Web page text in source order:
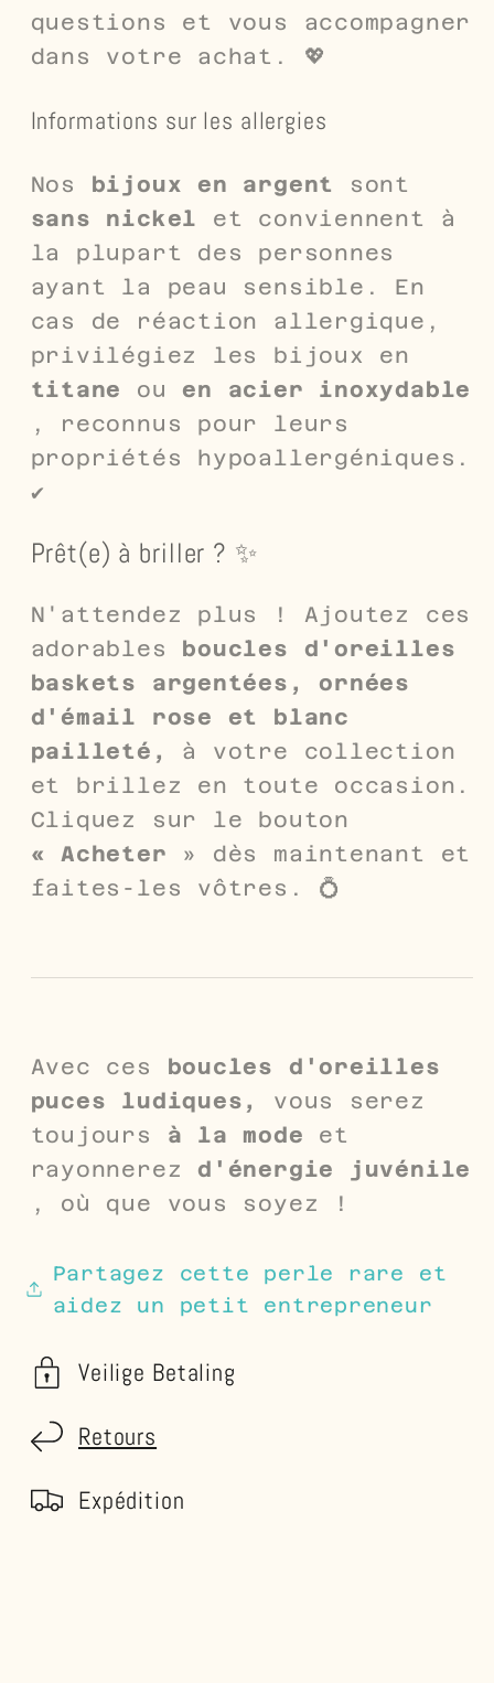
questions et vous accompagner
dans votre achat. 💖
Informations sur les allergies
Nos bijoux en argent
sont
sans nickel et conviennent à
la plupart des personnes
ayant la peau sensible. En
cas de réaction allergique,
privilégiez les bijoux en
titane ou en acier inoxydable
, reconnus pour leurs
propriétés hypoallergéniques.
✔️
Prêt(e) à briller ? ✨
N'attendez plus ! Ajoutez ces
adorables boucles d'oreilles
baskets argentées,
ornées
d'émail rose et blanc
pailleté,
à votre collection
et brillez en toute occasion.
Cliquez sur le bouton
« Acheter » dès maintenant et
faites-les vôtres. 💍
Avec ces boucles d'oreilles
puces ludiques,
vous serez
toujours à la mode et
rayonnerezd'énergie juvénile
, où que vous soyez !
Partagez cette perle rare et
aidez un petit entrepreneur
Veilige Betaling
Retours
Expédition